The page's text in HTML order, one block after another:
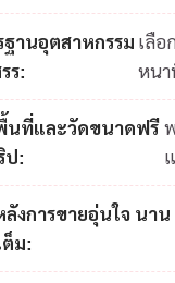
านอุตสาหกรรม
ร:
เลือ
หนา
นที่และวัดขนาดฟรี
ป:
งการขายอุ่นใจ นาน
ต็ม: